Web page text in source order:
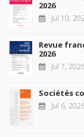
2026
Jul 10,
Revue
2026
Jul 7,
Sociétés
Jul 6,